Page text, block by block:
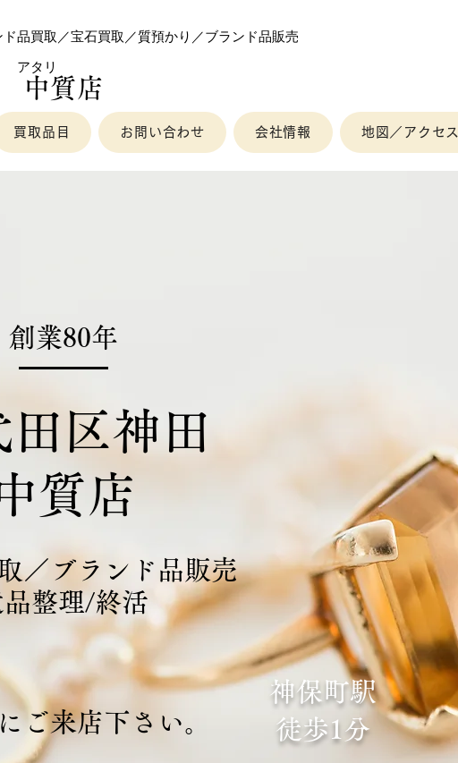
品買取／宝石買取／質預かり／ブランド品販売
中質店
​アタリ
買取品目 お問い合わせ 会社情報 地図／アクセス
創業80年
田区神田
質店
／ブランド品販売
品整理/終活
ご来店下さい。
神保町駅
徒歩1分